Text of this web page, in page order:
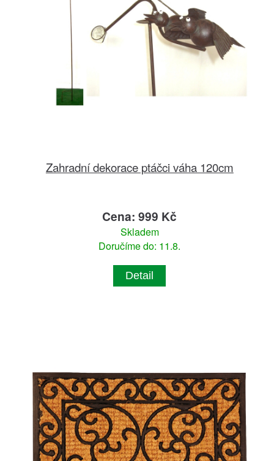
Zahradní dekorace ptáčci váha 120cm
Cena: 999 Kč
Skladem
Doručíme do: 11.8.
Detail